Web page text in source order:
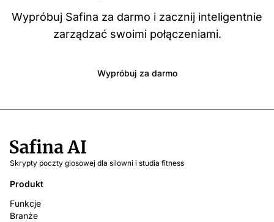
Wypróbuj Safina za darmo i zacznij inteligentnie
zarządzać swoimi połączeniami.
Wypróbuj za darmo
Skrypty poczty glosowej dla silowni i studia fitness
Produkt
Funkcje
Branże